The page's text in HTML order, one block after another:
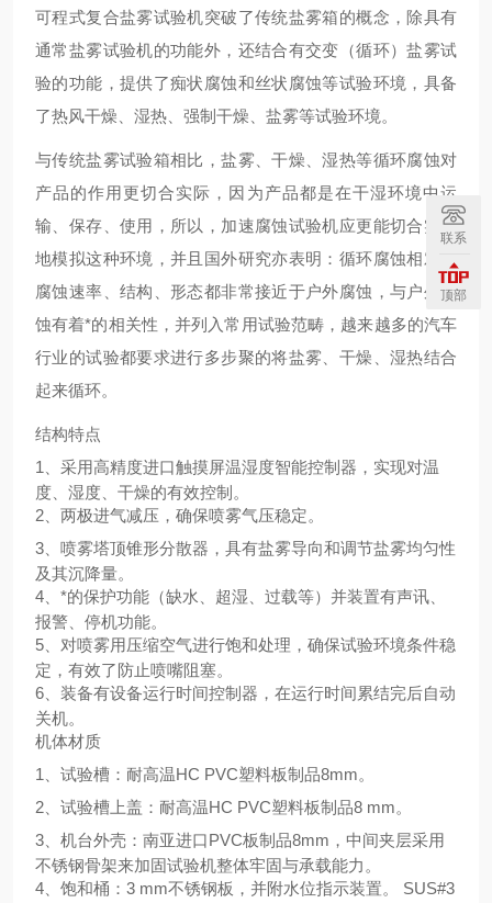
可程式复合盐雾试验机突破了传统盐雾箱的概念，除具有
通常盐雾试验机的功能外，还结合有交变（循环）盐雾试
验的功能，提供了痴状腐蚀和丝状腐蚀等试验环境，具备
了热风干燥、湿热、强制干燥、盐雾等试验环境。
与传统盐雾试验箱相比，盐雾、干燥、湿热等循环腐蚀对
产品的作用更切合实际，因为产品都是在干湿环境中运
输、保存、使用，所以，加速腐蚀试验机应更能切合实际
地模拟这种环境，并且国外研究亦表明：循环腐蚀相对于
腐蚀速率、结构、形态都非常接近于户外腐蚀，与户外腐
蚀有着*的相关性，并列入常用试验范畴，越来越多的汽车
行业的试验都要求进行多步聚的将盐雾、干燥、湿热结合
起来循环。
结构特点
1、采用高精度进口触摸屏温湿度智能控制器，实现对温
度、湿度、干燥的有效控制。
2、两极进气减压，确保喷雾气压稳定。
3、喷雾塔顶锥形分散器，具有盐雾导向和调节盐雾均匀性
及其沉降量。
4、*的保护功能（缺水、超湿、过载等）并装置有声讯、
报警、停机功能。
5、对喷雾用压缩空气进行饱和处理，确保试验环境条件稳
定，有效了防止喷嘴阻塞。
6、装备有设备运行时间控制器，在运行时间累结完后自动
关机。
机体材质
1、试验槽：耐高温HC PVC塑料板制品8mm。
2、试验槽上盖：耐高温HC PVC塑料板制品8 mm。
3、机台外壳：南亚进口PVC板制品8mm，中间夹层采用
不锈钢骨架来加固试验机整体牢固与承载能力。
4、饱和桶：3 mm不锈钢板，并附水位指示装置。 SUS#3
联系
顶部